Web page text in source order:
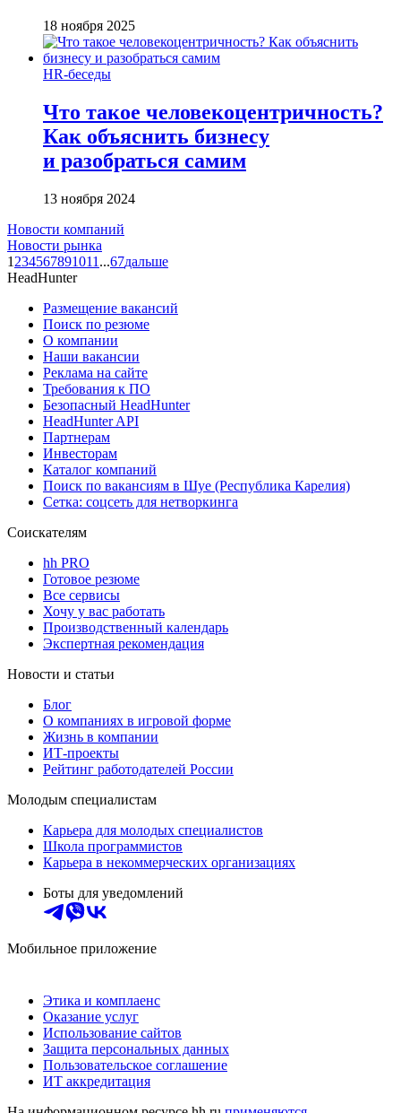
18 ноября 2025
HR-беседы
Что такое человеко­центричность?
Как объяснить бизнесу
и разобраться самим
13 ноября 2024
Новости компаний
Новости рынка
1 234567891011 ...67дальше
HeadHunter
Размещение вакансий
Поиск по резюме
О компании
Наши вакансии
Реклама на сайте
Требования к ПО
Безопасный HeadHunter
HeadHunter API
Партнерам
Инвесторам
Каталог компаний
Поиск по вакансиям в Шуе (Республика Карелия)
Сетка: соцсеть для нетворкинга
Соискателям
hh PRO
Готовое резюме
Все сервисы
Хочу у вас работать
Производственный календарь
Экспертная рекомендация
Новости и статьи
Блог
О компаниях в игровой форме
Жизнь в компании
ИТ-проекты
Рейтинг работодателей России
Молодым специалистам
Карьера для молодых специалистов
Школа программистов
Карьера в некоммерческих организациях
Боты для уведомлений
Мобильное приложение
Этика и комплаенс
Оказание услуг
Использование сайтов
Защита персональных данных
Пользовательское соглашение
ИТ аккредитация